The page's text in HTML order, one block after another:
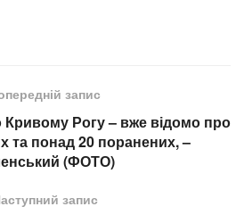
запис
Кривому Рогу – вже відомо про
та понад 20 поранених, –
(ФОТО)
запис